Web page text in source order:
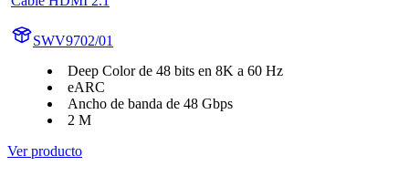
SWV9702/01
Deep Color de 48 bits en 8K a 60 Hz
eARC
Ancho de banda de 48 Gbps
2 M
Ver producto